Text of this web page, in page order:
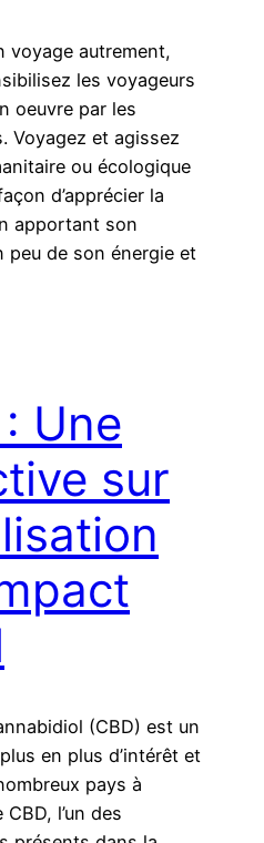
voyage autrement,
les voyageurs
oeuvre par les
Voyagez et agissez
ou écologique
d’apprécier la
apportant son
peu de son énergie et
Une
sur
(CBD) est un
en plus d’intérêt et
pays à
l’un des